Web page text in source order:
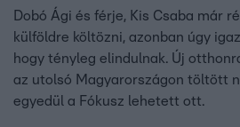
Dobó Ági és férje, Kis Csaba már
külföldre költözni, azonban úgy
hogy tényleg elindulnak. Új
az utolsó Magyarországon töltött
egyedül a Fókusz lehetett ott.